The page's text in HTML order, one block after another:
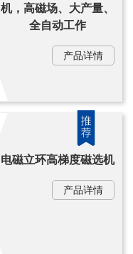
机，高磁场、大产量、
全自动工作
产品详情
电磁立环高梯度磁选机
产品详情